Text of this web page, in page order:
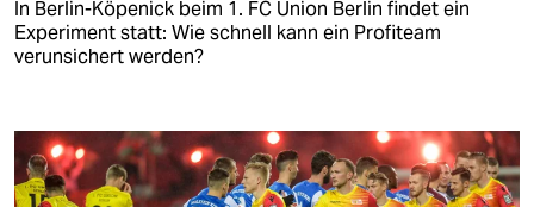
In Berlin-Köpenick beim 1. FC Union Berlin findet ein
Experiment statt: Wie schnell kann ein Profiteam
verunsichert werden?